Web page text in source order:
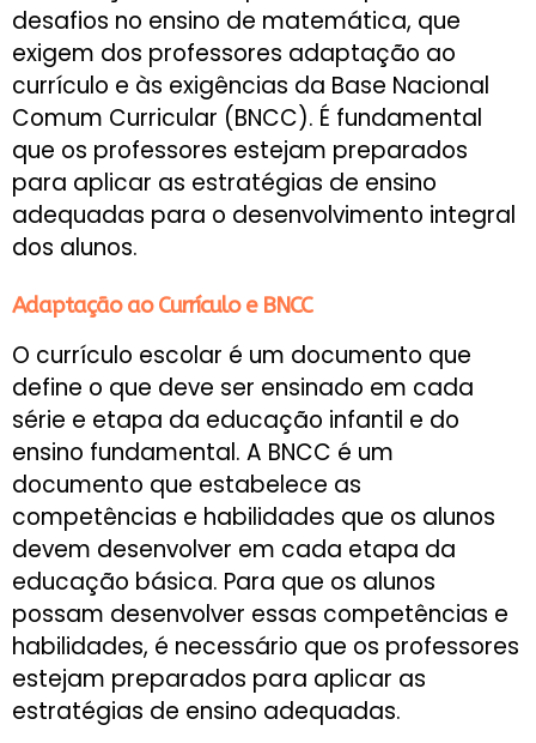
desafios no ensino de matemática, que
exigem dos professores adaptação ao
currículo e às exigências da Base Nacional
Comum Curricular (BNCC). É fundamental
que os professores estejam preparados
para aplicar as estratégias de ensino
adequadas para o desenvolvimento integral
dos alunos.
Adaptação ao Currículo e BNCC
O currículo escolar é um documento que
define o que deve ser ensinado em cada
série e etapa da educação infantil e do
ensino fundamental. A BNCC é um
documento que estabelece as
competências e habilidades que os alunos
devem desenvolver em cada etapa da
educação básica. Para que os alunos
possam desenvolver essas competências e
habilidades, é necessário que os professores
estejam preparados para aplicar as
estratégias de ensino adequadas.